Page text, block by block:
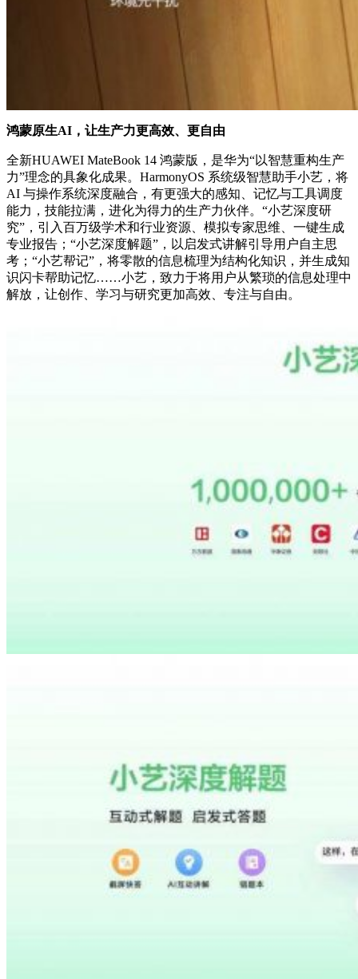
鸿蒙原生AI，让生产力更高效、更自由
全新HUAWEI MateBook 14 鸿蒙版，是华为“以智慧重构生产
力”理念的具象化成果。HarmonyOS 系统级智慧助手小艺，将
AI 与操作系统深度融合，有更强大的感知、记忆与工具调度
能力，技能拉满，进化为得力的生产力伙伴。“小艺深度研
究”，引入百万级学术和行业资源、模拟专家思维、一键生成
专业报告；“小艺深度解题”，以启发式讲解引导用户自主思
考；“小艺帮记”，将零散的信息梳理为结构化知识，并生成知
识闪卡帮助记忆……小艺，致力于将用户从繁琐的信息处理中
解放，让创作、学习与研究更加高效、专注与自由。